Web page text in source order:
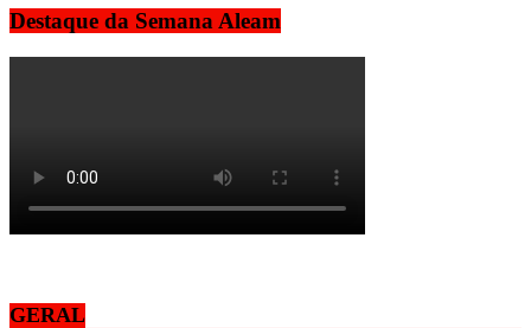
Destaque da Semana Aleam
GERAL